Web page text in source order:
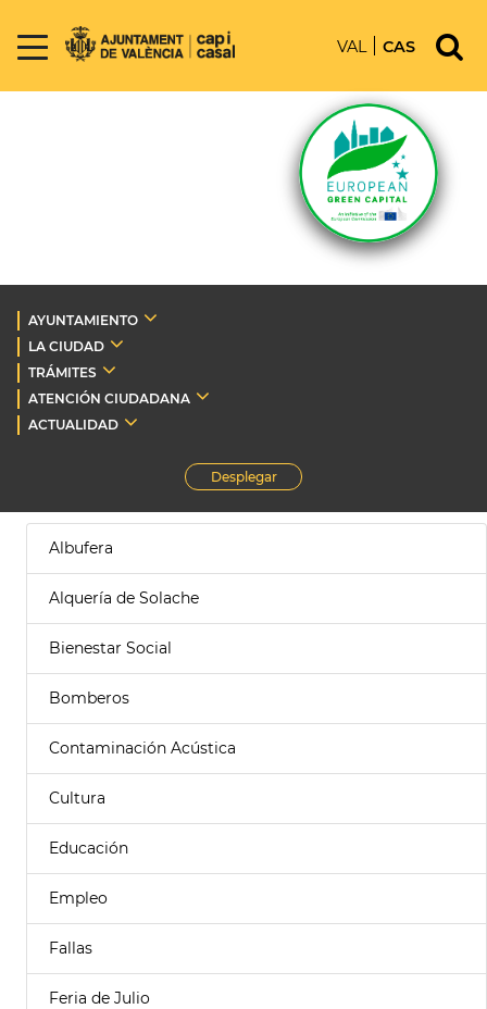
VAL CAS
AYUNTAMIENTO
LA CIUDAD
TRÁMITES
ATENCIÓN CIUDADANA
ACTUALIDAD
Desplegar
Albufera
Alquería de Solache
Bienestar Social
Bomberos
Contaminación Acústica
Cultura
Educación
Empleo
Fallas
Feria de Julio